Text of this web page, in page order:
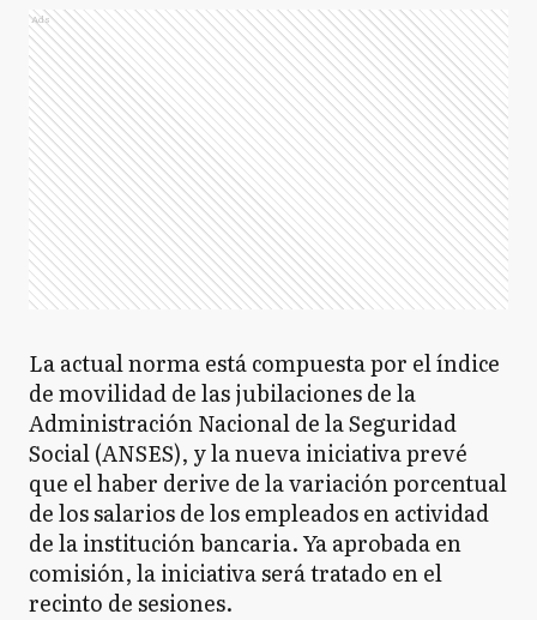
Ads
La actual norma está compuesta por el índice
de movilidad de las jubilaciones de la
Administración Nacional de la Seguridad
Social (ANSES), y la nueva iniciativa prevé
que el haber derive de la variación porcentual
de los salarios de los empleados en actividad
de la institución bancaria. Ya aprobada en
comisión, la iniciativa será tratado en el
recinto de sesiones.